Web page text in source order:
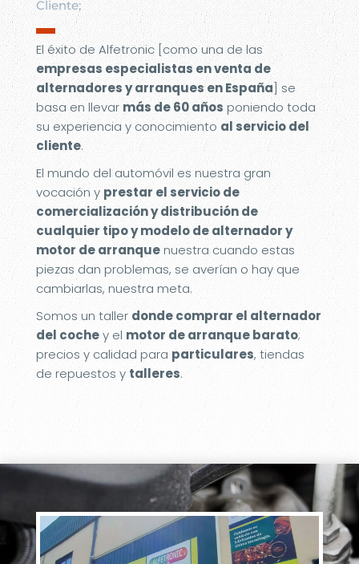
Cliente;
▬
El éxito de Alfetronic [como una de las
empresas especialistas en venta de
alternadores y arranques en España] se
basa en llevarmás de 60 añosponiendo toda
su experiencia y conocimiento al servicio del
cliente.
El mundo del automóvil es nuestra gran
vocación yprestar el servicio de
comercialización y distribución de
cualquier tipo y modelo de alternador y
motor de arranquenuestra cuando estas
piezas dan problemas, se averían o hay que
cambiarlas, nuestra meta.
Somos un taller donde comprar el alternador
del cochey el motor de arranque barato;
precios y calidad para particulares, tiendas
de repuestos y talleres.